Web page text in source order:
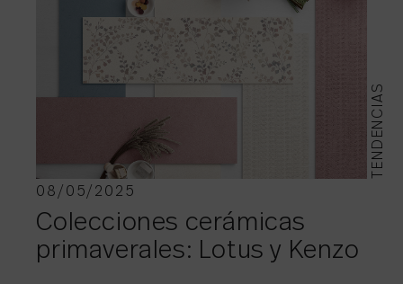
TENDENCIAS
08/05/2025
Colecciones cerámicas
primaverales: Lotus y Kenzo